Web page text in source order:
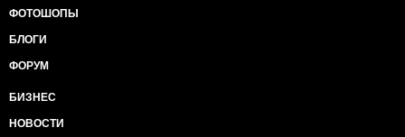
ФОТОШОПЫ
БЛОГИ
ФОРУМ
БИЗНЕС
НОВОСТИ